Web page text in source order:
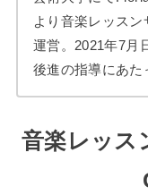
より音楽レッス
運営。2021年7月
後進の指導にあた
音楽レッ